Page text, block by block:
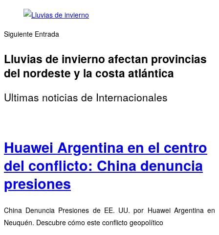
Siguiente Entrada
Lluvias de invierno afectan provincias
del nordeste y la costa atlántica
Ultimas noticias de Internacionales
Huawei Argentina en el centro
del conflicto: China denuncia
presiones
China Denuncia Presiones de EE. UU. por Huawei Argentina en
Neuquén. Descubre cómo este conflicto geopolítico